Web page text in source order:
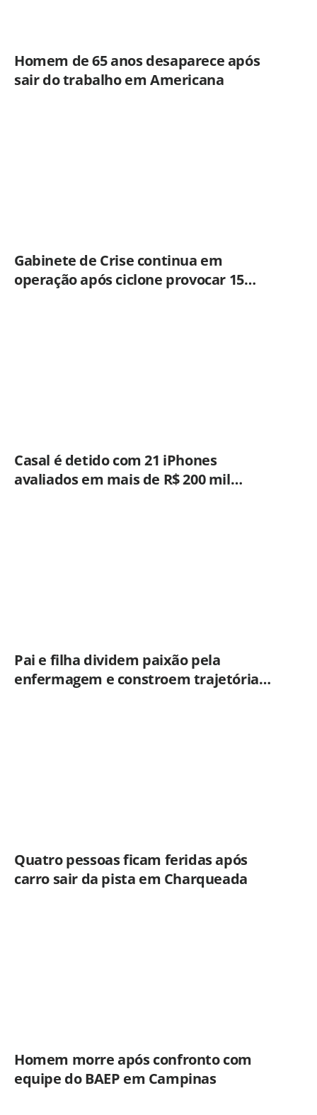
Homem de 65 anos desaparece após
sair do trabalho em Americana
Gabinete de Crise continua em
operação após ciclone provocar 15
Casal é detido com 21 iPhones
avaliados em mais de R$ 200 mil
Pai e filha dividem paixão pela
enfermagem e constroem trajetória
Quatro pessoas ficam feridas após
carro sair da pista em Charqueada
Homem morre após confronto com
equipe do BAEP em Campinas